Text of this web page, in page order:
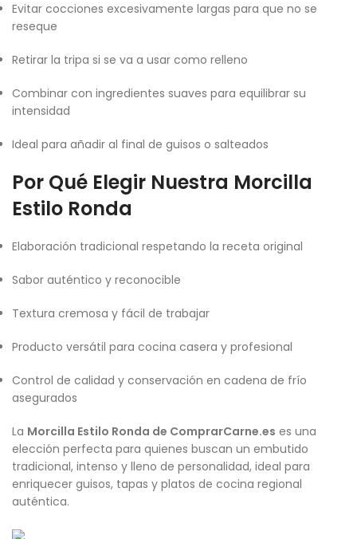
Evitar cocciones excesivamente largas para que no se
reseque
Retirar la tripa si se va a usar como relleno
Combinar con ingredientes suaves para equilibrar su
intensidad
Ideal para añadir al final de guisos o salteados
Por Qué Elegir Nuestra Morcilla
Estilo Ronda
Elaboración tradicional respetando la receta original
Sabor auténtico y reconocible
Textura cremosa y fácil de trabajar
Producto versátil para cocina casera y profesional
Control de calidad y conservación en cadena de frío
asegurados
La Morcilla Estilo Ronda de ComprarCarne.es es una
elección perfecta para quienes buscan un embutido
tradicional, intenso y lleno de personalidad, ideal para
enriquecer guisos, tapas y platos de cocina regional
auténtica.